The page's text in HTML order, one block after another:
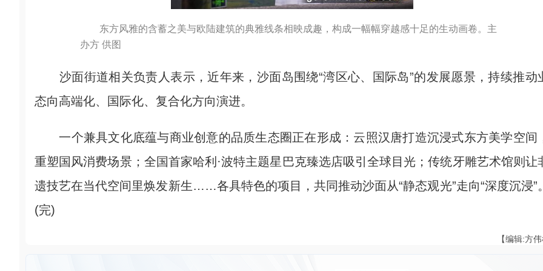
东方风雅的含蓄之美与欧陆建筑的典雅线条相映成趣，构成一幅幅穿越感十足的生动画卷。主
办方 供图
沙面街道相关负责人表示，近年来，沙面岛围绕“湾区心、国际岛”的发展愿景，持续推动
态向高端化、国际化、复合化方向演进。
一个兼具文化底蕴与商业创意的品质生态圈正在形成：云照汉唐打造沉浸式东方美学空间
重塑国风消费场景；全国首家哈利·波特主题星巴克臻选店吸引全球目光；传统牙雕艺术馆则让
遗技艺在当代空间里焕发新生……各具特色的项目，共同推动沙面从“静态观光”走向“深度沉浸”。
(完)
【编辑:方伟